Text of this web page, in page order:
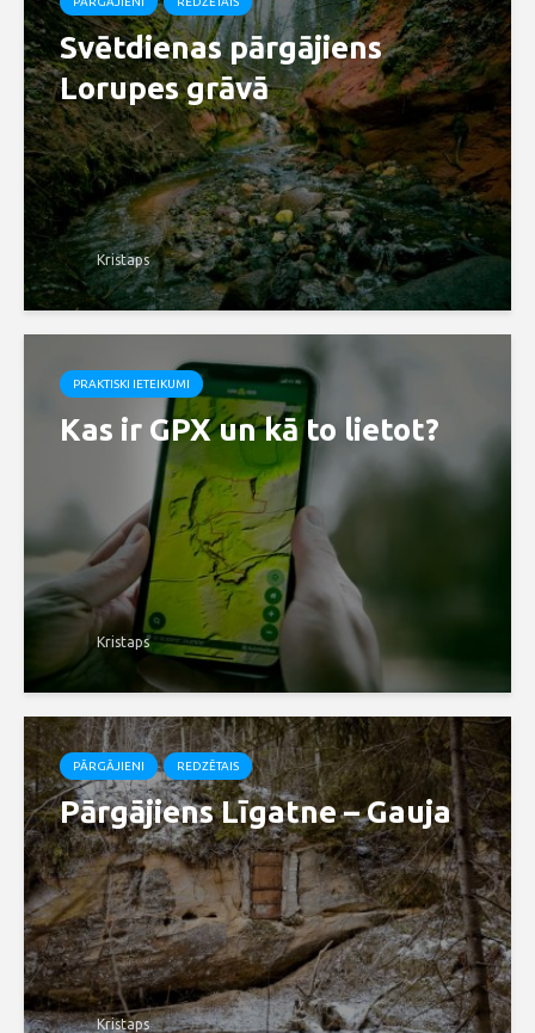
Svētdienas pārgājiens
Lorupes grāvā
Kristaps
PRAKTISKI IETEIKUMI
Kas ir GPX un kā to lietot?
Kristaps
PĀRGĀJIENI REDZĒTAIS
Pārgājiens Līgatne – Gauja
Kristaps